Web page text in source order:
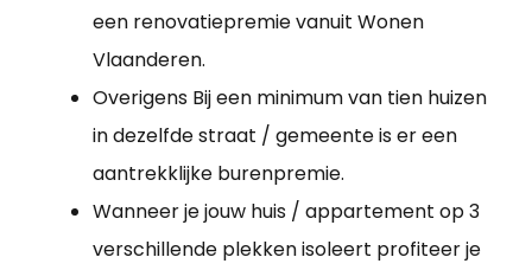
een renovatiepremie vanuit Wonen
Vlaanderen.
Overigens Bij een minimum van tien huizen
in dezelfde straat / gemeente is er een
aantrekklijke burenpremie.
Wanneer je jouw huis / appartement op 3
verschillende plekken isoleert profiteer je